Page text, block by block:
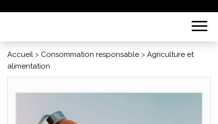
Accueil > Consommation responsable > Agriculture et
alimentation